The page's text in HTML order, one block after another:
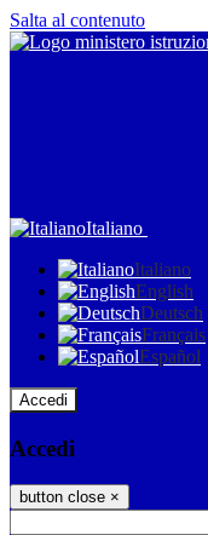
Salta al contenuto
Italiano
Italiano
English
Deutsch
Français
Español
Accedi
Accedi
button close ×